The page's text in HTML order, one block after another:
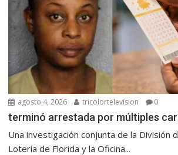
agosto 4, 2026 tricolortelevision 0
terminó arrestada por múltiples
Una investigación conjunta de la División
Lotería de Florida y la Oficina...